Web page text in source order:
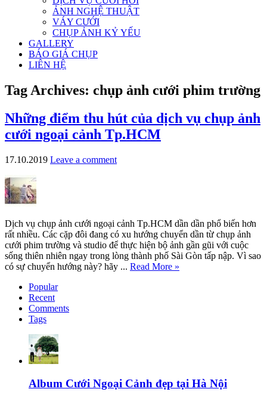
ẢNH NGHỆ THUẬT
VÁY CƯỚI
CHỤP ẢNH KỶ YẾU
GALLERY
BÁO GIÁ CHỤP
LIÊN HỆ
Tag Archives: chụp ảnh cưới phim trường
Những điểm thu hút của dịch vụ chụp ảnh
cưới ngoại cảnh Tp.HCM
17.10.2019 Leave a comment
Dịch vụ chụp ảnh cưới ngoại cảnh Tp.HCM dần dần phổ biến hơn
rất nhiều. Các cặp đôi đang có xu hướng chuyển dần từ chụp ảnh
cưới phim trường và studio để thực hiện bộ ảnh gần gũi với cuộc
sống thiên nhiên ngay trong lòng thành phố Sài Gòn tấp nập. Vì sao
có sự chuyển hướng này? hãy ... Read More »
Popular
Recent
Comments
Tags
Album Cưới Ngoại Cảnh đẹp tại Hà Nội